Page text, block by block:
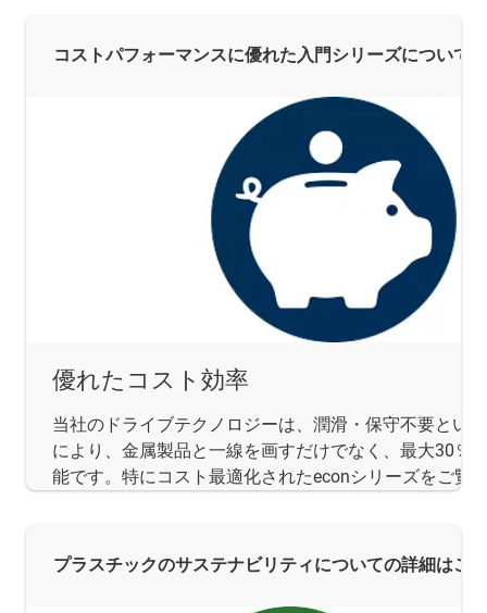
優れたコスト効率
当社のドライブテクノロジーは、潤滑・保守不要とい
により、金属製品と一線を画すだけでなく、最大30％
能です。特にコスト最適化されたeconシリーズをご覧
コストパフォーマンスに優れた入門シリーズについて
プラスチックのサステナビリティについての詳細はこ